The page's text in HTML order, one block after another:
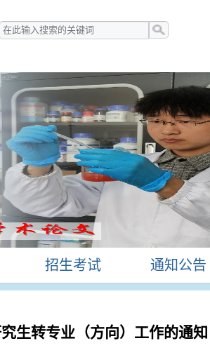
招生考试 通知公告
生转专业（方向）工作的通知